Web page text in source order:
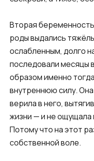
Вторая
роды выдались
ослабленным, долго
последовали месяцы
образом именно
внутреннюю силу.
верила в него,
жизни — и не
Потому что на этот
собственной воле.